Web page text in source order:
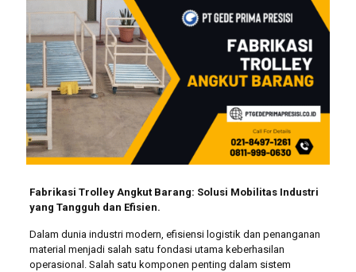
Fabrikasi Trolley Angkut Barang: Solusi Mobilitas Industri
yang Tangguh dan Efisien.
Dalam dunia industri modern, efisiensi logistik dan penanganan
material menjadi salah satu fondasi utama keberhasilan
operasional. Salah satu komponen penting dalam sistem